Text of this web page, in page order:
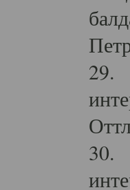
29.
30.